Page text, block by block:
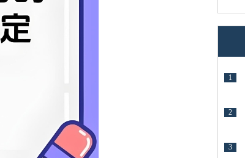
1
2
3